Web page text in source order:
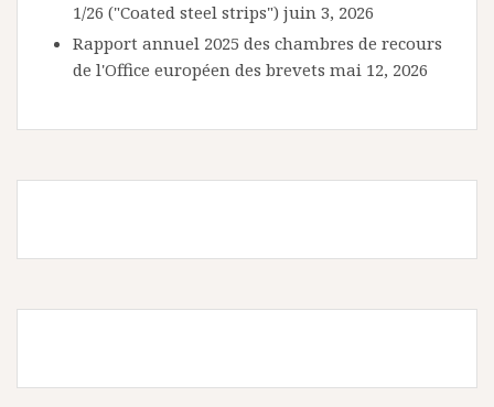
1/26 ("Coated steel strips") juin 3, 2026
Rapport annuel 2025 des chambres de recours
de l'Office européen des brevets mai 12, 2026